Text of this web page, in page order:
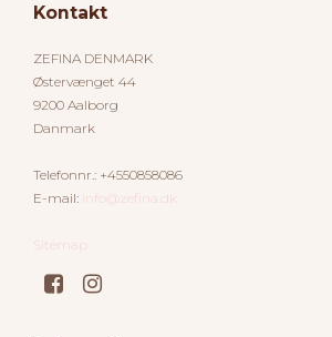
Kontakt
ZEFINA DENMARK
Østervænget 44
9200 Aalborg
Danmark
Telefonnr. : +4550858086
E-mail: Info@zefina.dk
Sitemap